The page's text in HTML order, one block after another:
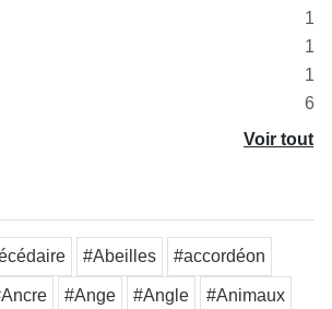
1
1
1
6
Voir tout
#Abeilles #accordéon
#Ange #Angle #Animaux